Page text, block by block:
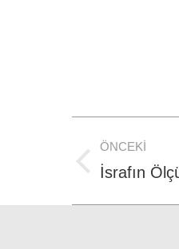
Post
ÖNCEKI
Previous
İsrafın